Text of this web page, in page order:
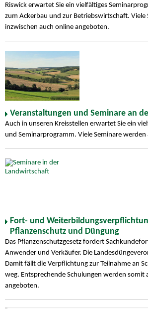
Riswick erwartet Sie ein vielfältiges
zum Ackerbau und zur Betriebswirtschaft. Viele
inzwischen auch online angeboten.
Veranstaltungen und Seminare an
Auch in unseren Kreisstellen erwartet Sie ein
und Seminarprogramm. Viele Seminare
Fort- und
Pflanzenschutz und Düngung
Das Pflanzenschutzgesetz fordert
Anwender und Verkäufer. Die
Damit fällt die Verpflichtung zur Teilnahme an
weg. Entsprechende Schulungen werden somit
angeboten.